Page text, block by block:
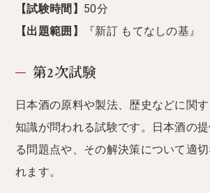
【試験時間】 50分
【出題範囲】
『新訂 もてなしの基』
第2次試験
日本酒の原料や製法、歴史などに関
知識が問われる試験です。日本酒の
る問題点や、その解決策について適
れます。